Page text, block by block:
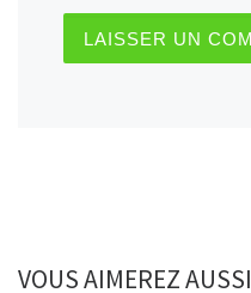
VOUS AIMEREZ AUSSI